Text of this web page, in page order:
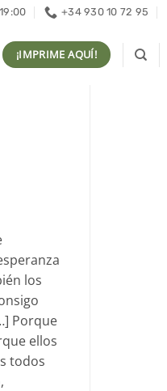
+34 930 10 72 95
¡IMPRIME AQUÍ!
los
Porque
ellos
todos